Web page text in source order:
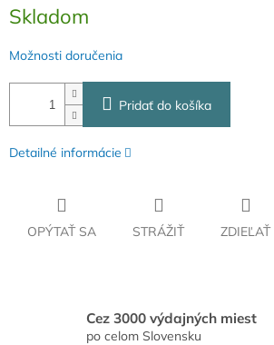
cena:
Skladom
Možnosti doručenia
Pridať do košíka
Detailné informácie
OPÝTAŤ SA STRÁŽIŤ ZDIEĽAŤ
Cez 3000 výdajných miest
po celom Slovensku